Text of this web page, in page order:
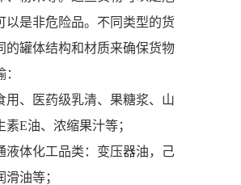
以是非危险品。不同类型的货
的罐体结构和材质来确保货物
用、医药级乳清、果糖浆、山
素E油、浓缩果汁等；
液体化工品类：变压器油，己
油等；